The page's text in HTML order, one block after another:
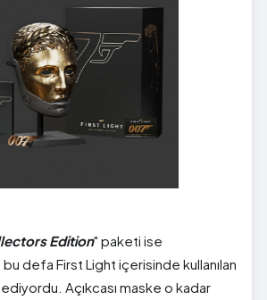
Edition" paketi ise
defa First Light içerisinde kullanılan
Açıkcası maske o kadar